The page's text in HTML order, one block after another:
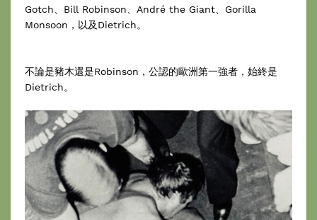
Gotch、Bill Robinson、André the Giant、Gorilla
Monsoon，以及Dietrich。
不論是豬木還是Robinson，公認的歐洲第一強者，始終是
Dietrich。